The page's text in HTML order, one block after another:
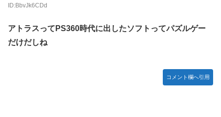
ID:BbvJk6CDd
アトラスってPS360時代に出したソフトってパズルゲー
だけだしね
コメント欄へ引用